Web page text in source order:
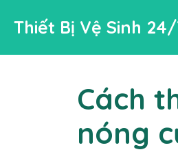
đến
dung
Thiết Bị Vệ Sinh
Cách
nóng